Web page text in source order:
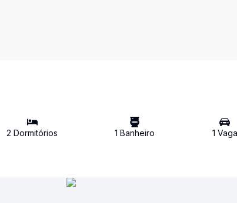
2 Dormitórios 1 Banheiro 1 Vaga